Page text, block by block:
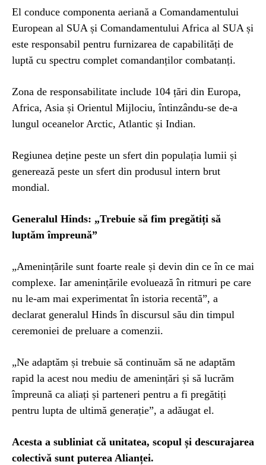
El conduce componenta aeriană a Comandamentului
European al SUA și Comandamentului Africa al SUA și
este responsabil pentru furnizarea de capabilități de
luptă cu spectru complet comandanților combatanți.
Zona de responsabilitate include 104 țări din Europa,
Africa, Asia și Orientul Mijlociu, întinzându-se de-a
lungul oceanelor Arctic, Atlantic și Indian.
Regiunea deține peste un sfert din populația lumii și
generează peste un sfert din produsul intern brut
mondial.
Generalul Hinds: „Trebuie să fim pregătiți să
luptăm împreună”
„Amenințările sunt foarte reale și devin din ce în ce mai
complexe. Iar amenințările evoluează în ritmuri pe care
nu le-am mai experimentat în istoria recentă”, a
declarat generalul Hinds în discursul său din timpul
ceremoniei de preluare a comenzii.
„Ne adaptăm și trebuie să continuăm să ne adaptăm
rapid la acest nou mediu de amenințări și să lucrăm
împreună ca aliați și parteneri pentru a fi pregătiți
pentru lupta de ultimă generație”, a adăugat el.
Acesta a subliniat că unitatea, scopul și descurajarea
colectivă sunt puterea Alianței.